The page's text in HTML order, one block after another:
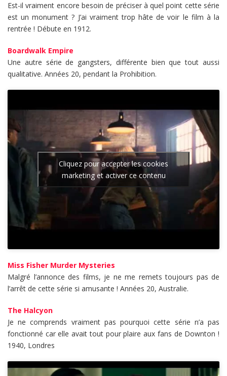
Est-il vraiment encore besoin de préciser à quel point cette série
est un monument ? J’ai vraiment trop hâte de voir le film à la
rentrée ! Débute en 1912.
Boardwalk Empire
Une autre série de gangsters, différente bien que tout aussi
qualitative. Années 20, pendant la Prohibition.
Cliquez pour accepter les cookies
marketing et activer ce contenu
Miss Fisher Murder Mysteries
Malgré l’annonce des films, je ne me remets toujours pas de
l’arrêt de cette série si amusante ! Années 20, Australie.
The Halcyon
Je ne comprends vraiment pas pourquoi cette série n’a pas
fonctionné car elle avait tout pour plaire aux fans de Downton !
1940, Londres